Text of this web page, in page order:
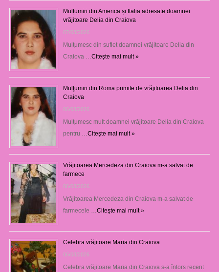
Mulțumiri din America și Italia adresate doamnei
vrăjitoare Delia din Craiova
07/08/2026
Mulţumesc din suflet doamnei vrăjitoare Delia din
Craiova … Citeşte mai mult »
Mulţumiri din Roma primite de vrăjitoarea Delia din
Craiova
06/08/2026
Mulţumesc mult doamnei vrăjitoare Delia din Craiova
pentru … Citeşte mai mult »
Vrăjitoarea Mercedeza din Craiova m-a salvat de
farmece
06/08/2026
Vrăjitoarea Mercedeza din Craiova m-a salvat de
farmecele … Citeşte mai mult »
Celebra vrăjitoare Maria din Craiova
06/08/2026
Celebra vrăjitoare Maria din Craiova s-a întors recent